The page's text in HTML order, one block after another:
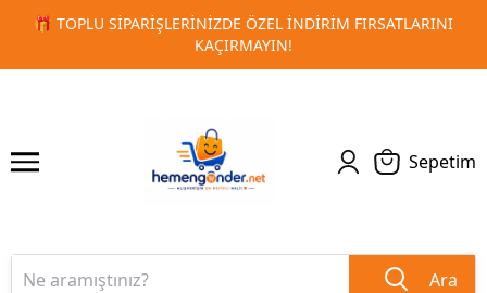
🚀 KURUMSAL PROMOSYON VE MATBAA
TESLIMAT!
1 2
Sepetim
Ara